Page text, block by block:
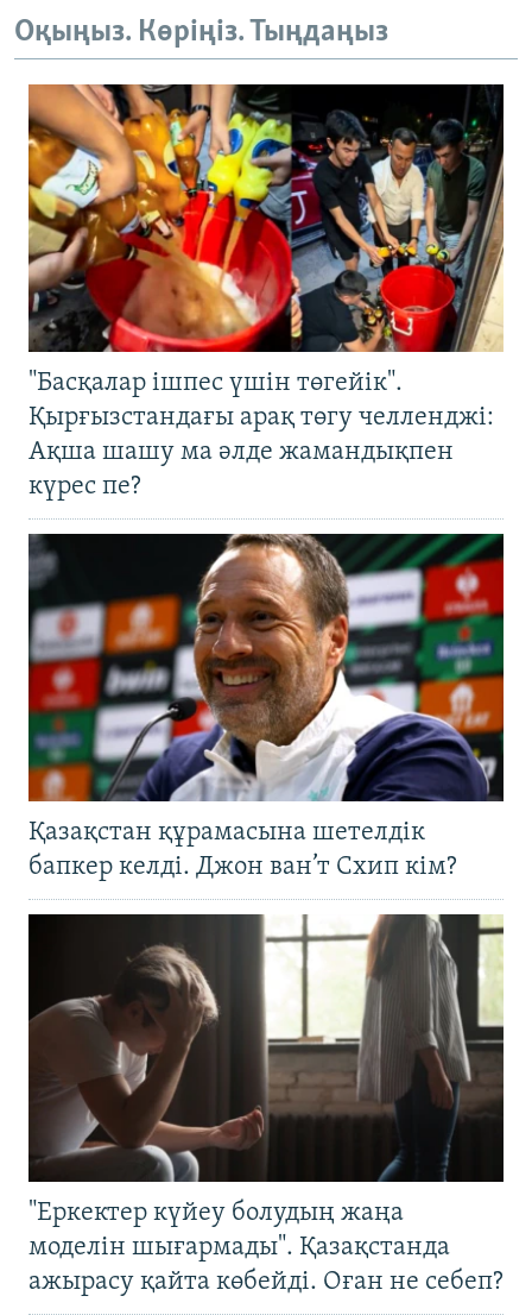
Оқыңыз. Көріңіз. Тыңдаңыз
"Басқалар ішпес үшін төгейік".
Қырғызстандағы арақ төгу челленджі:
Ақша шашу ма әлде жамандықпен
күрес пе?
Қазақстан құрамасына шетелдік
бапкер келді. Джон ван’т Схип кім?
"Еркектер күйеу болудың жаңа
моделін шығармады". Қазақстанда
ажырасу қайта көбейді. Оған не себеп?